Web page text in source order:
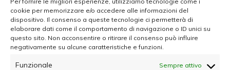
cookie per memorizzare e/o accedere alle informazioni del
dispositivo. Il consenso a queste tecnologie ci permetterà di
elaborare dati come il comportamento di navigazione o ID unici su
questo sito. Non acconsentire o ritirare il consenso può influire
negativamente su alcune caratteristiche e funzioni.
Funzionale Sempre attivo